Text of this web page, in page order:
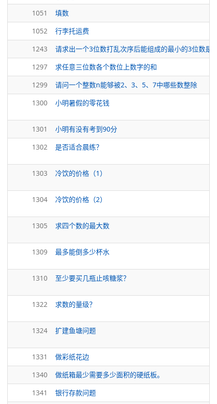
1051
填数
1052
行李托运费
1243
请求出一个3位数打乱次序后能组成的最小的3位数是
1297
求任意三位数各个数位上数字的和
1299
请问一个整数n能够被2、3、5、7中哪些数整除
1300
小明暑假的零花钱
1301
小明有没有考到90分
1302
是否适合晨练？
1303 冷饮的价格（1）
1304 冷饮的价格（2）
1305 求四个数的最大数
1309 最多能倒多少杯水
1310 至少要买几瓶止咳糖浆？
1322 求数的量级？
1324 扩建鱼塘问题
1331
做彩纸花边
1340
做纸箱最少需要多少面积的硬纸板。
1341
银行存款问题